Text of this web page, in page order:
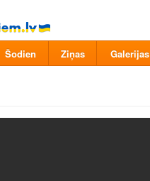
Šodien Ziņas Galerijas